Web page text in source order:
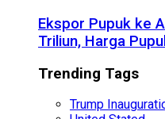
Ekspor Pupuk ke
Triliun, Harga
Trending Tags
Trump